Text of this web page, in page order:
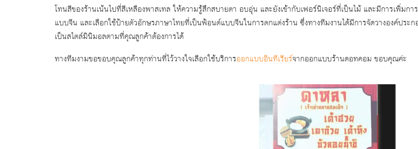
โทนสีของร้านเน้นไปที่สีเหลืองพาสเทล ให้ความรู้สึกสบายตา อบอุ่น และยังเข้ากับเฟอร์นิเจอร์ที่เป็นไม้ และมีการเพิ่มก
แบบจีน และเลือกใช้ป้ายตัวอักษรภาษาไทยที่เป็นฟ้อนต์แบบจีนในการตกแต่งร้าน ซึ่งทางทีมงานได้มีการจัดวางองค์ประ
เป็นสไตล์มินิมอลตามที่คุณลูกค้าต้องการได้
ทางทีมงามขอขอบคุณลูกค้าทุกท่านที่ไว้วางใจเลือกใช้บริการออกแบบอินทีเรียร์จากออกแบบร้านดอทคอม ขอบคุณค่ะ